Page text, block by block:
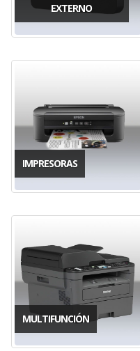
EXTERNO
IMPRESORAS
MULTIFUNCIÓN